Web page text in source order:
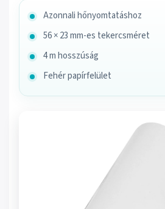
Azonnali hőnyomtatáshoz
56 × 23 mm-es tekercsméret
4 m hosszúság
Fehér papírfelület